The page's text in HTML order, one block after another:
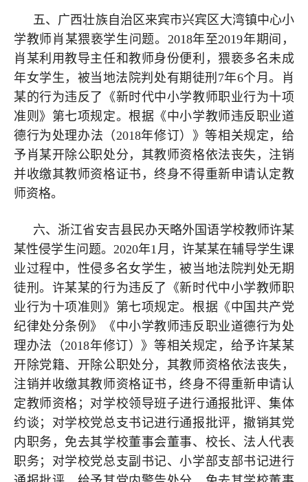
五、广西壮族自治区来宾市兴宾区大湾镇中心小
学教师肖某猥亵学生问题。2018年至2019年期间，
肖某利用教导主任和教师身份便利，猥亵多名未成
年女学生，被当地法院判处有期徒刑7年6个月。肖
某的行为违反了《新时代中小学教师职业行为十项
准则》第七项规定。根据《中小学教师违反职业道
德行为处理办法（2018年修订）》等相关规定，给
予肖某开除公职处分，其教师资格依法丧失，注销
并收缴其教师资格证书，终身不得重新申请认定教
师资格。
六、浙江省安吉县民办天略外国语学校教师许某
某性侵学生问题。2020年1月，许某某在辅导学生课
业过程中，性侵多名女学生，被当地法院判处无期
徒刑。许某某的行为违反了《新时代中小学教师职
业行为十项准则》第七项规定。根据《中国共产党
纪律处分条例》《中小学教师违反职业道德行为处
理办法（2018年修订）》等相关规定，给予许某某
开除党籍、开除公职处分，其教师资格依法丧失，
注销并收缴其教师资格证书，终身不得重新申请认
定教师资格；对学校领导班子进行通报批评、集体
约谈；对学校党总支书记进行通报批评，撤销其党
内职务，免去其学校董事会董事、校长、法人代表
职务；对学校党总支副书记、小学部支部书记进行